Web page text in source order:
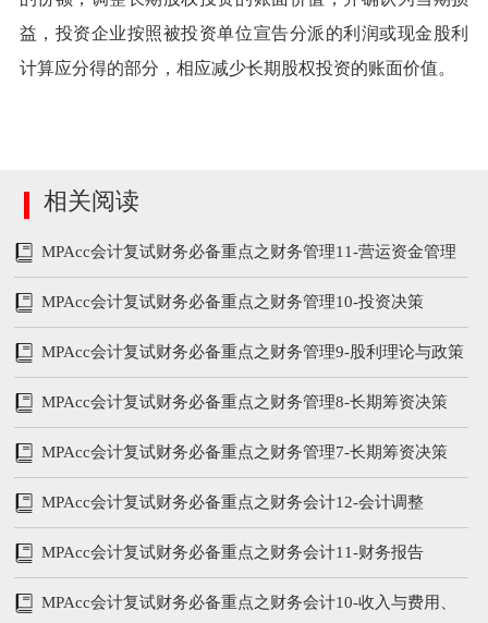
益，投资企业按照被投资单位宣告分派的利润或现金股利
计算应分得的部分，相应减少长期股权投资的账面价值。
相关阅读
MPAcc会计复试财务必备重点之财务管理11-营运资金管理
MPAcc会计复试财务必备重点之财务管理10-投资决策
MPAcc会计复试财务必备重点之财务管理9-股利理论与政策
MPAcc会计复试财务必备重点之财务管理8-长期筹资决策
MPAcc会计复试财务必备重点之财务管理7-长期筹资决策
MPAcc会计复试财务必备重点之财务会计12-会计调整
MPAcc会计复试财务必备重点之财务会计11-财务报告
MPAcc会计复试财务必备重点之财务会计10-收入与费用、